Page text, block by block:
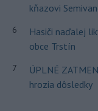
kňazovi
6
Hasiči naďalej
obce Trstín
7
ÚPLNÉ
hrozia dôsledky